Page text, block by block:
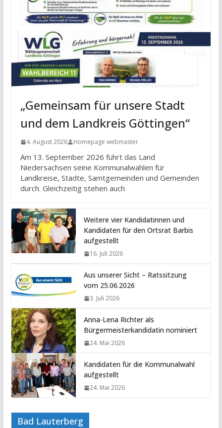
„Gemeinsam für unsere Stadt
und dem Landkreis Göttingen“
4. August 2026 Homepage webmaster
Am 13. September 2026 führt das Land
Niedersachsen seine Kommunalwahlen für
Landkreise, Städte, Samtgemeinden und Gemeinden
durch. Gleichzeitig stehen auch
Weitere vier Kandidatinnen und
Kandidaten für den Ortsrat Barbis
aufgestellt
16. Juli 2026
Aus unserer Sicht – Ratssitzung
vom 25.06.2026
3. Juli 2026
Anna-Lena Richter als
Bürgermeisterkandidatin nominiert
24. Mai 2026
Kandidaten für die Kommunalwahl
aufgestellt
24. Mai 2026
Bad Lauterberg